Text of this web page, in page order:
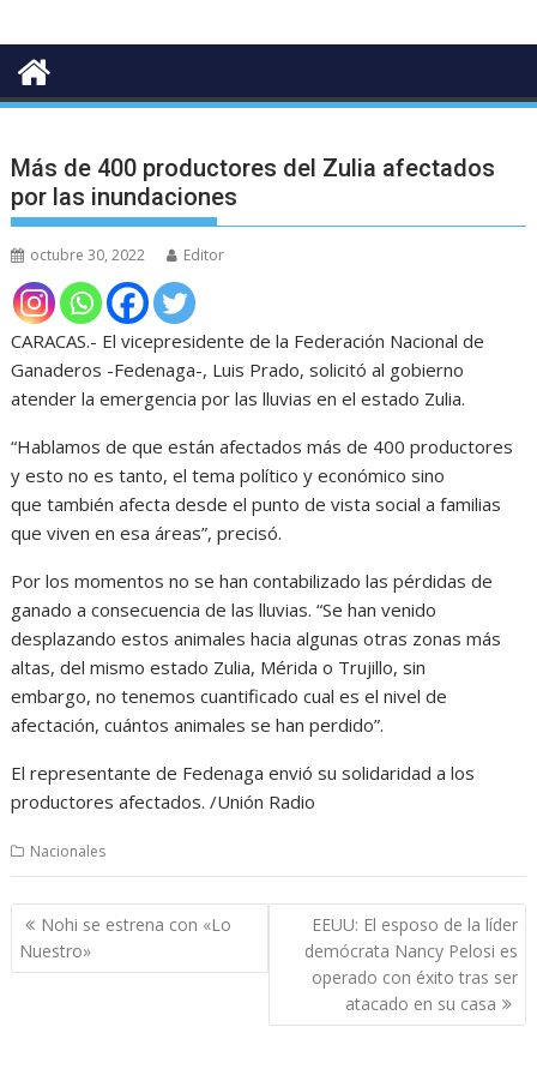
Más de 400 productores del Zulia afectados
por las inundaciones
octubre 30, 2022 Editor
CARACAS.- El vicepresidente de la Federación Nacional de
Ganaderos -Fedenaga-, Luis Prado, solicitó al gobierno
atender la emergencia por las lluvias en el estado Zulia.
“Hablamos de que están afectados más de 400 productores
y esto no es tanto, el tema político y económico sino
que también afecta desde el punto de vista social a familias
que viven en esa áreas”, precisó.
Por los momentos no se han contabilizado las pérdidas de
ganado a consecuencia de las lluvias. “Se han venido
desplazando estos animales hacia algunas otras zonas más
altas, del mismo estado Zulia, Mérida o Trujillo, sin
embargo, no tenemos cuantificado cual es el nivel de
afectación, cuántos animales se han perdido”.
El representante de Fedenaga envió su solidaridad a los
productores afectados. /Unión Radio
Nacionales
Navegación
de
entradas
Nohi se estrena con «Lo
Nuestro»
EEUU: El esposo de la líder
demócrata Nancy Pelosi es
operado con éxito tras ser
atacado en su casa